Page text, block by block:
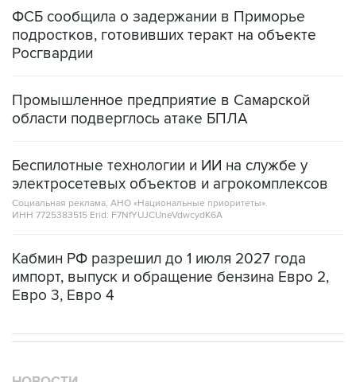
ФСБ сообщила о задержании в Приморье
подростков, готовивших теракт на объекте
Росгвардии
Промышленное предприятие в Самарской
области подверглось атаке БПЛА
Беспилотные технологии и ИИ на службе у
электросетевых объектов и агрокомплексов
Социальная реклама, АНО «Национальные приоритеты».
ИНН 7725383515 Erid: F7NfYUJCUneVdwcydK6A
Кабмин РФ разрешил до 1 июля 2027 года
импорт, выпуск и обращение бензина Евро 2,
Евро 3, Евро 4